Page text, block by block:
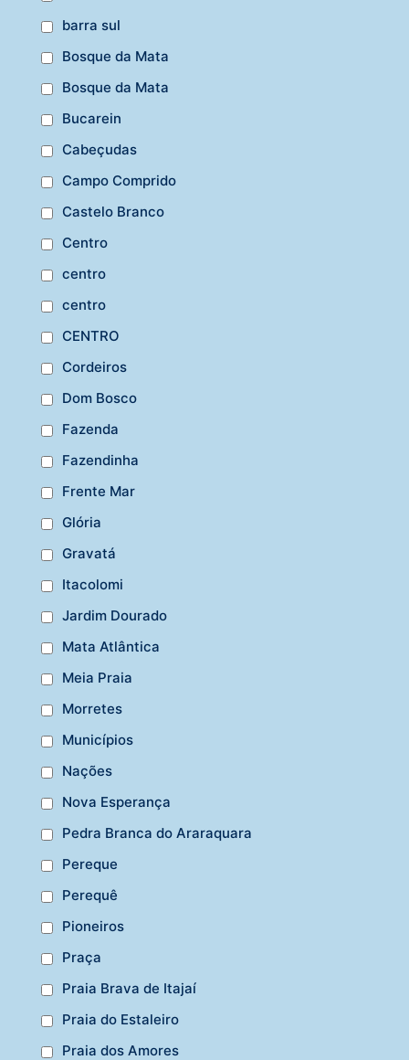
barra sul
Bosque da Mata
Bosque da Mata
Bucarein
Cabeçudas
Campo Comprido
Castelo Branco
Centro
centro
centro
CENTRO
Cordeiros
Dom Bosco
Fazenda
Fazendinha
Frente Mar
Glória
Gravatá
Itacolomi
Jardim Dourado
Mata Atlântica
Meia Praia
Morretes
Municípios
Nações
Nova Esperança
Pedra Branca do Araraquara
Pereque
Perequê
Pioneiros
Praça
Praia Brava de Itajaí
Praia do Estaleiro
Praia dos Amores